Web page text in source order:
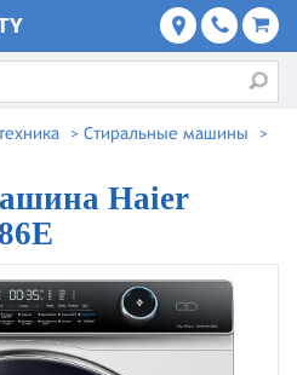
> Стиральные машины
>
Haier